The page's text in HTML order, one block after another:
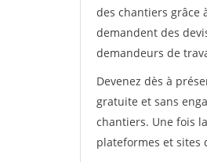
des chantiers grâce
demandent des
demandeurs de
Devenez dès à
gratuite et sans
chantiers. Une fois
plateformes et sites